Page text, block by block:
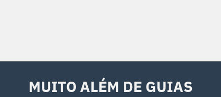
MUITO ALÉM DE GUIAS